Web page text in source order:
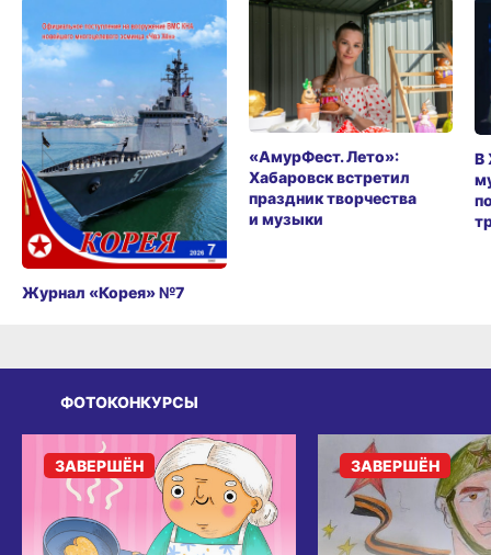
Журнал «Корея» №7
«АмурФест. Лето»:
Хабаровск встретил
праздник творчества
и музыки
В
ФОТОКОНКУРСЫ
ЗАВЕРШЁН ЗАВЕРШЁН